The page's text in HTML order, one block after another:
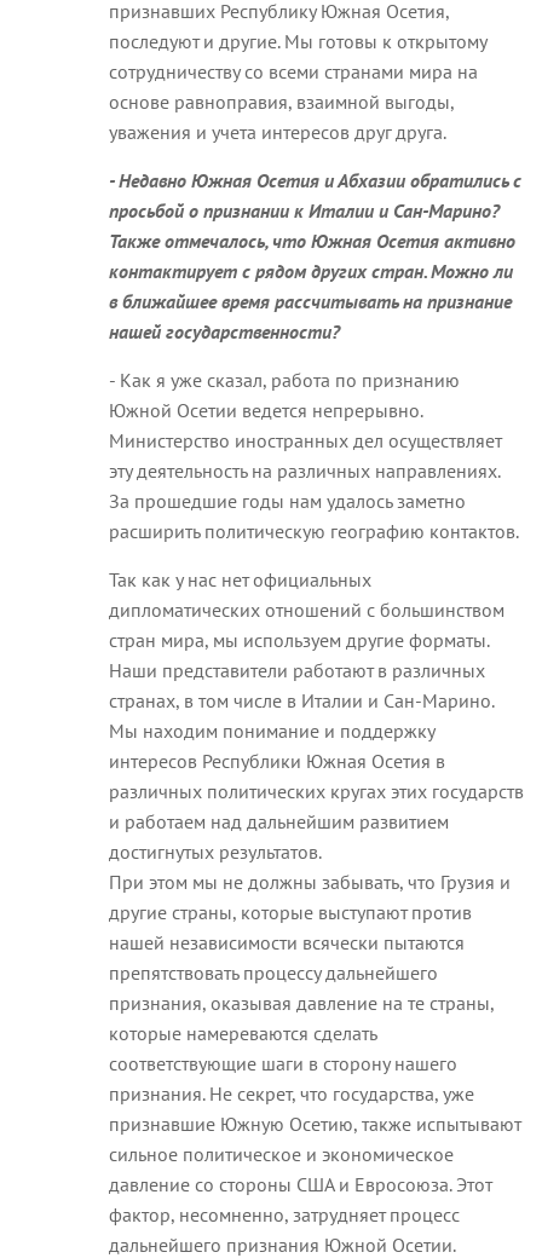
признавших Республику Южная Осетия,
последуют и другие. Мы готовы к открытому
сотрудничеству со всеми странами мира на
основе равноправия, взаимной выгоды,
уважения и учета интересов друг друга.
- Недавно Южная Осетия и Абхазии обратились с
просьбой о признании к Италии и Сан-Марино?
Также отмечалось, что Южная Осетия активно
контактирует с рядом других стран. Можно ли
в ближайшее время рассчитывать на признание
нашей государственности?
- Как я уже сказал, работа по признанию
Южной Осетии ведется непрерывно.
Министерство иностранных дел осуществляет
эту деятельность на различных направлениях.
За прошедшие годы нам удалось заметно
расширить политическую географию контактов.
Так как у нас нет официальных
дипломатических отношений с большинством
стран мира, мы используем другие форматы.
Наши представители работают в различных
странах, в том числе в Италии и Сан-Марино.
Мы находим понимание и поддержку
интересов Республики Южная Осетия в
различных политических кругах этих государств
и работаем над дальнейшим развитием
достигнутых результатов.
При этом мы не должны забывать, что Грузия и
другие страны, которые выступают против
нашей независимости всячески пытаются
препятствовать процессу дальнейшего
признания, оказывая давление на те страны,
которые намереваются сделать
соответствующие шаги в сторону нашего
признания. Не секрет, что государства, уже
признавшие Южную Осетию, также испытывают
сильное политическое и экономическое
давление со стороны США и Евросоюза. Этот
фактор, несомненно, затрудняет процесс
дальнейшего признания Южной Осетии.